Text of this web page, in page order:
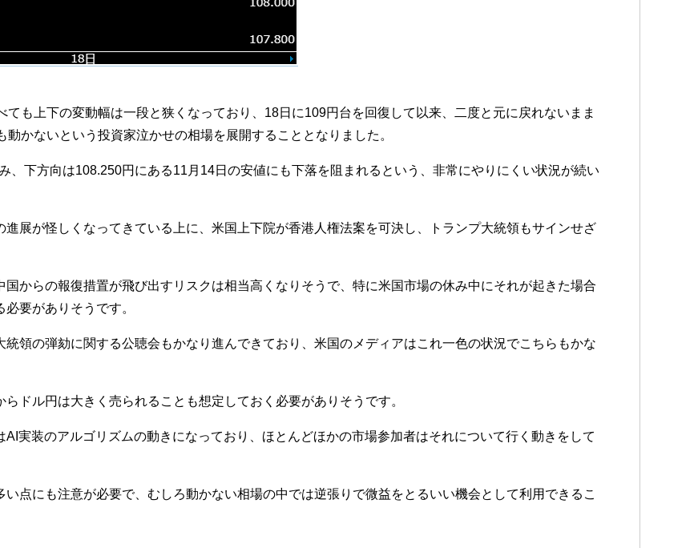
も上下の変動幅は一段と狭くなっており、18日に109円台を回復して以来、二度と元に戻れないまま
かないという投資家泣かせの相場を展開することとなりました。
、下方向は108.250円にある11月14日の安値にも下落を阻まれるという、非常にやりにくい状況が続い
展が怪しくなってきている上に、米国上下院が香港人権法案を可決し、トランプ大統領もサインせざ
からの報復措置が飛び出すリスクは相当高くなりそうで、特に米国市場の休み中にそれが起きた場合
要がありそうです。
領の弾劾に関する公聴会もかなり進んできており、米国のメディアはこれ一色の状況でこちらもかな
ドル円は大きく売られることも想定しておく必要がありそうです。
実装のアルゴリズムの動きになっており、ほとんどほかの市場参加者はそれについて行く動きをして
点にも注意が必要で、むしろ動かない相場の中では逆張りで微益をとるいい機会として利用できるこ